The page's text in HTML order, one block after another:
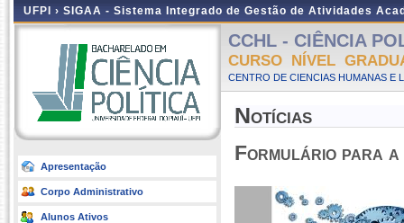
UFPI › SIGAA - Sistema Integrado de Gestão de Atividades
Apresentação
Corpo Administrativo
Alunos Ativos
CCHL - CIÊNCIA
CURSO NÍVEL
CENTRO DE CIENCIAS HUMANAS E
Notícias
Formulário para